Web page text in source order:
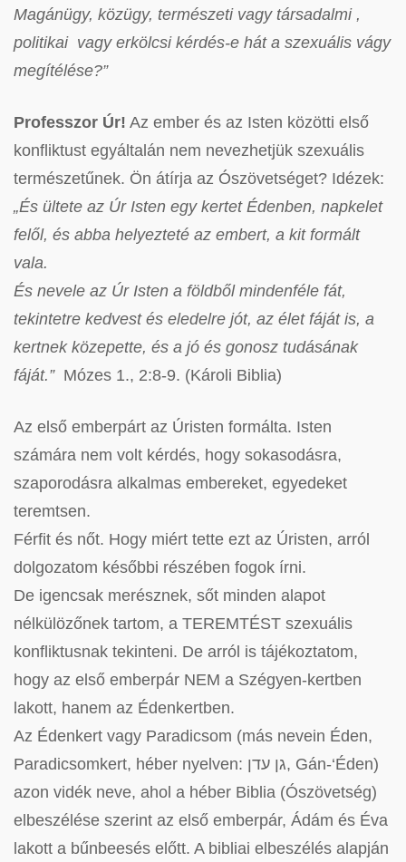
Magánügy, közügy, természeti vagy társadalmi ,
politikai vagy erkölcsi kérdés-e hát a szexuális vágy
megítélése?”
Professzor Úr! Az ember és az Isten közötti első
konfliktust egyáltalán nem nevezhetjük szexuális
természetűnek. Ön átírja az Ószövetséget? Idézek:
„És ültete az Úr Isten egy kertet Édenben, napkelet
felől, és abba helyezteté az embert, a kit formált
vala.
És nevele az Úr Isten a földből mindenféle fát,
tekintetre kedvest és eledelre jót, az élet fáját is, a
kertnek közepette, és a jó és gonosz tudásának
fáját.” Mózes 1., 2:8-9. (Károli Biblia)
Az első emberpárt az Úristen formálta. Isten
számára nem volt kérdés, hogy sokasodásra,
szaporodásra alkalmas embereket, egyedeket
teremtsen.
Férfit és nőt. Hogy miért tette ezt az Úristen, arról
dolgozatom későbbi részében fogok írni.
De igencsak merésznek, sőt minden alapot
nélkülözőnek tartom, a TEREMTÉST szexuális
konfliktusnak tekinteni. De arról is tájékoztatom,
hogy az első emberpár NEM a Szégyen-kertben
lakott, hanem az Édenkertben.
Az Édenkert vagy Paradicsom (más nevein Éden,
Paradicsomkert, héber nyelven: גן עדן, Gán-‘Éden)
azon vidék neve, ahol a héber Biblia (Ószövetség)
elbeszélése szerint az első emberpár, Ádám és Éva
lakott a bűnbeesés előtt. A bibliai elbeszélés alapján